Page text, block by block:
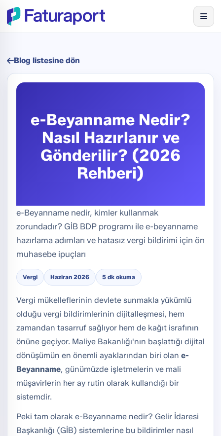
Blog listesine dön
e-Beyanname Nedir?
Nasıl Hazırlanır ve
Gönderilir? (2026
Rehberi)
e-Beyanname nedir, kimler kullanmak
zorundadır? GİB BDP programı ile e-beyanname
hazırlama adımları ve hatasız vergi bildirimi için ön
muhasebe ipuçları
Vergi Haziran 2026 5 dk okuma
Vergi mükelleflerinin devlete sunmakla yükümlü
olduğu vergi bildirimlerinin dijitalleşmesi, hem
zamandan tasarruf sağlıyor hem de kağıt israfının
önüne geçiyor. Maliye Bakanlığı'nın başlattığı dijital
dönüşümün en önemli ayaklarından biri olan e-
Beyanname, günümüzde işletmelerin ve mali
müşavirlerin her ay rutin olarak kullandığı bir
sistemdir.
Peki tam olarak e-Beyanname nedir? Gelir İdaresi
Başkanlığı (GİB) sistemlerine bu bildirimler nasıl